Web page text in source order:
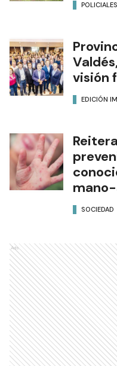
POLICIALES
visión
EDICIÓN
SOCIEDAD
Ads